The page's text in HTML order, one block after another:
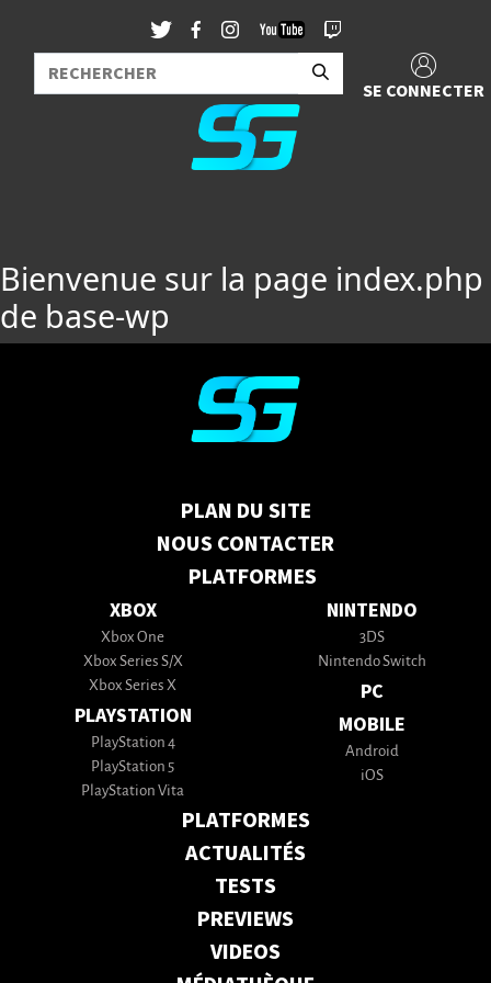
SE CONNECTER
Bienvenue sur la page index.php
de base-wp
PLAN DU SITE
NOUS CONTACTER
PLATFORMES
XBOX
Xbox One
Xbox Series S/X
Xbox Series X
PLAYSTATION
PlayStation 4
PlayStation 5
PlayStation Vita
NINTENDO
3DS
Nintendo Switch
PC
MOBILE
Android
iOS
PLATFORMES
ACTUALITÉS
TESTS
PREVIEWS
VIDEOS